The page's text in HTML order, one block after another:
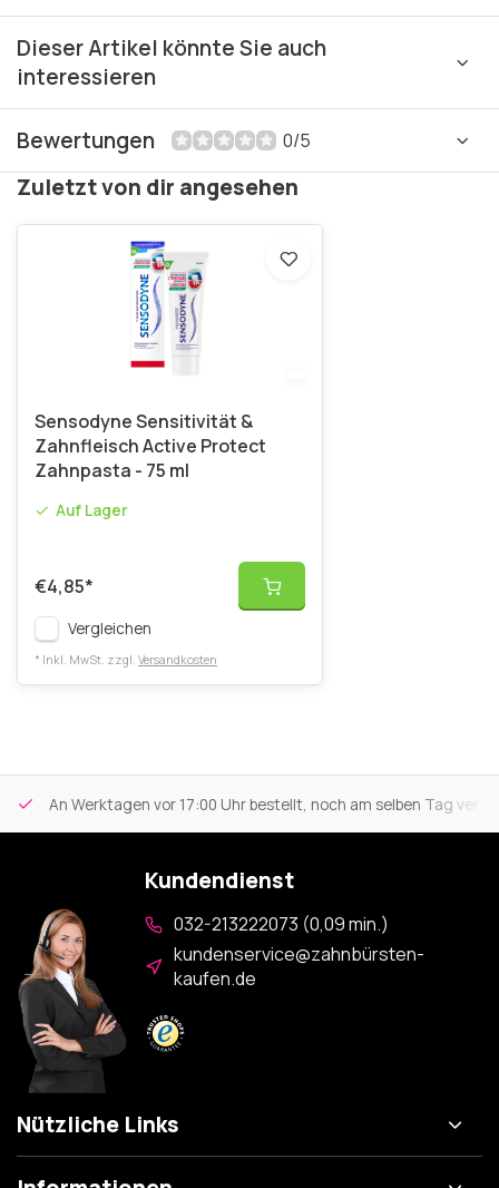
Dieser Artikel könnte Sie auch
interessieren
Bewertungen 0/5
Zuletzt von dir angesehen
Sensodyne Sensitivität &
Zahnfleisch Active Protect
Zahnpasta - 75 ml
Auf Lager
€4,85*
Vergleichen
* Inkl. MwSt. zzgl. Versandkosten
An Werktagen vor 17:00 Uhr bestellt, noch am selben Tag
Kundendienst
032-213222073 (0,09 min.)
kundenservice@zahnbürsten-
kaufen.de
Nützliche Links